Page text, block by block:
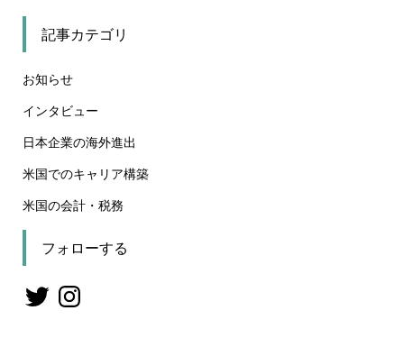
記事カテゴリ
お知らせ
インタビュー
日本企業の海外進出
米国でのキャリア構築
米国の会計・税務
フォローする